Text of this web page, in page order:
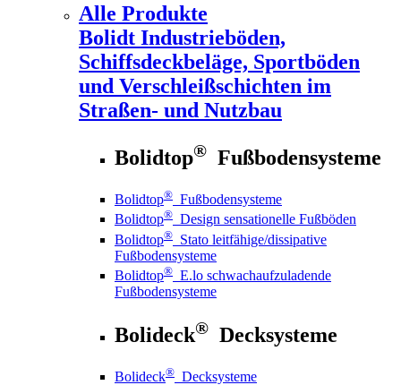
Alle Produkte
Bolidt Industrieböden,
Schiffsdeckbeläge, Sportböden
und Verschleißschichten im
Straßen- und Nutzbau
Bolidtop® Fußbodensysteme
Bolidtop® Fußbodensysteme
Bolidtop® Design sensationelle Fußböden
Bolidtop® Stato leitfähige/dissipative
Fußbodensysteme
Bolidtop® E.lo schwachaufzuladende
Fußbodensysteme
Bolideck® Decksysteme
Bolideck® Decksysteme